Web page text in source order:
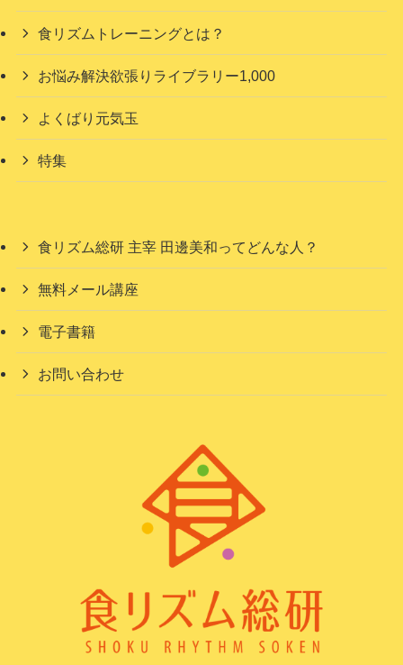
食リズムトレーニングとは？
お悩み解決欲張りライブラリー1,000
よくばり元気玉
特集
食リズム総研 主宰 田邊美和ってどんな人？
無料メール講座
電子書籍
お問い合わせ